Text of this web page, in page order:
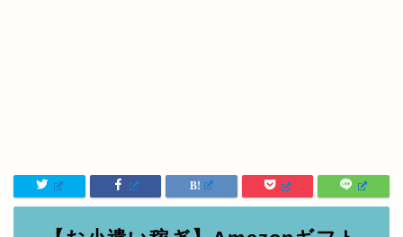
券、ギフトカード、楽天ポイントな
どがもらえるお得情報まとめ